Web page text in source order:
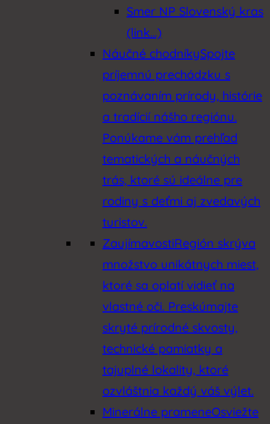
Smer NP Slovenský kras
(link…)
Náučné chodníkySpojte
príjemnú prechádzku s
poznávaním prírody, histórie
a tradícií nášho regiónu.
Ponúkame vám prehľad
tematických a náučných
trás, ktoré sú ideálne pre
rodiny s deťmi aj zvedavých
turistov.
ZaujímavostiRegión skrýva
množstvo unikátnych miest,
ktoré sa oplatí vidieť na
vlastné oči. Preskúmajte
skryté prírodné skvosty,
technické pamiatky a
tajuplné lokality, ktoré
ozvláštnia každý váš výlet.
Minerálne prameneOsviežte